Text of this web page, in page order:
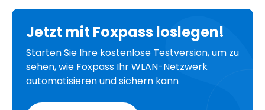
Jetzt mit Foxpass loslegen!
Starten Sie Ihre kostenlose Testversion, um zu
sehen, wie Foxpass Ihr WLAN-Netzwerk
automatisieren und sichern kann